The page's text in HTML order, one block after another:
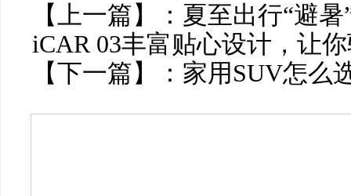
【上一篇】： 夏至出行“避
iCAR 03丰富贴心设计，让
【下一篇】： 家用SUV怎么